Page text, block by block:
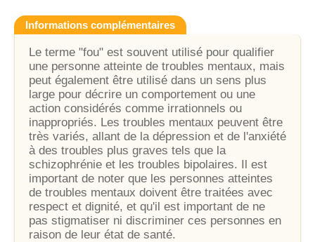
Informations complémentaires
Le terme "fou" est souvent utilisé pour qualifier
une personne atteinte de troubles mentaux, mais
peut également être utilisé dans un sens plus
large pour décrire un comportement ou une
action considérés comme irrationnels ou
inappropriés. Les troubles mentaux peuvent être
très variés, allant de la dépression et de l'anxiété
à des troubles plus graves tels que la
schizophrénie et les troubles bipolaires. Il est
important de noter que les personnes atteintes
de troubles mentaux doivent être traitées avec
respect et dignité, et qu'il est important de ne
pas stigmatiser ni discriminer ces personnes en
raison de leur état de santé.